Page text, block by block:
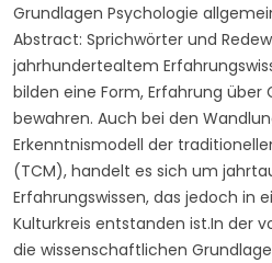
Grundlagen Psychologie
Abstract: Sprichwörter und
jahrhundertealtem
bilden eine Form, Erfahrung über
bewahren. Auch bei den
Erkenntnismodell der
(TCM), handelt es sich um
Erfahrungswissen, das jedoch in
Kulturkreis entstanden ist.In der
die wissenschaftlichen